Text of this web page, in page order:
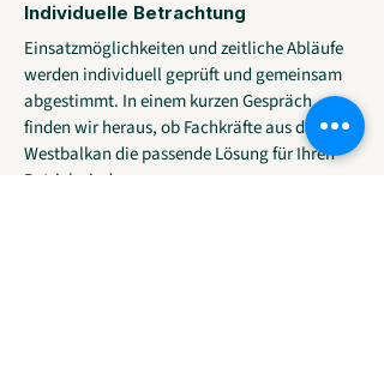
Individuelle Betrachtung
Einsatzmöglichkeiten und zeitliche Abläufe
werden individuell geprüft und gemeinsam
abgestimmt. In einem kurzen Gespräch
finden wir heraus, ob Fachkräfte aus dem
Westbalkan die passende Lösung für Ihren
Betrieb sind.